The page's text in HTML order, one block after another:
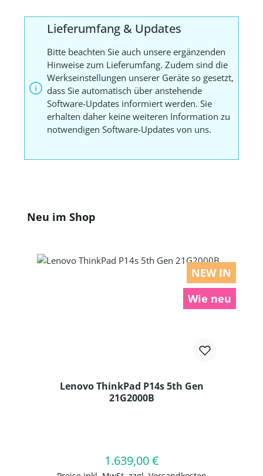
Lieferumfang & Updates
Bitte beachten Sie auch unsere ergänzenden
Hinweise zum Lieferumfang. Zudem sind die
Werkseinstellungen unserer Geräte so gesetzt,
dass Sie automatisch über anstehende
Software-Updates informiert werden. Sie
erhalten daher keine weiteren Information zu
notwendigen Software-Updates von uns.
Produktgalerie überspringen
Neu im Shop
NEW IN
Wie neu
Lenovo ThinkPad P14s 5th Gen
21G2000B
Regulärer Preis:
1.639,00 €
In den Warenkorb